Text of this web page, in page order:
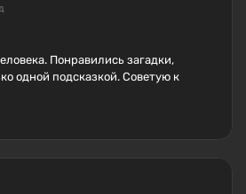
Понравились загадки,
одной подсказкой. Советую к